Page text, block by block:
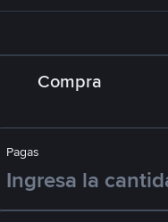
Compra
Pagas